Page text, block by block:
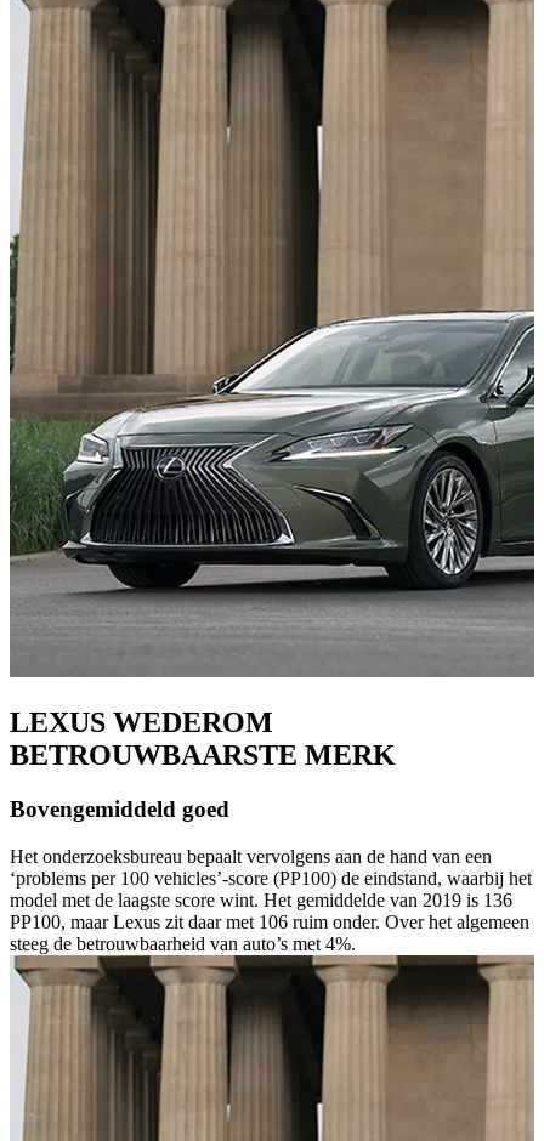
LEXUS WEDEROM
BETROUWBAARSTE MERK
Bovengemiddeld goed
Het onderzoeksbureau bepaalt vervolgens aan de hand van een
‘problems per 100 vehicles’-score (PP100) de eindstand, waarbij het
model met de laagste score wint. Het gemiddelde van 2019 is 136
PP100, maar Lexus zit daar met 106 ruim onder. Over het algemeen
steeg de betrouwbaarheid van auto’s met 4%.